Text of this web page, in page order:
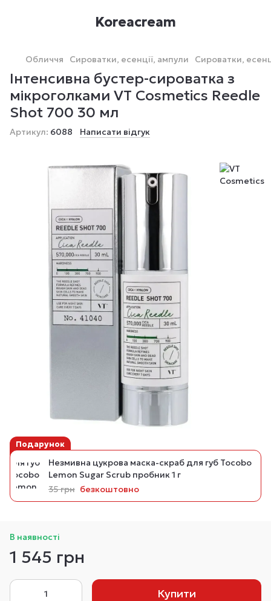
Koreacream
Обличчя Сироватки, есенції, ампули Сироватки,
Інтенсивна бустер-сироватка з
мікроголками VT Cosmetics Reedle
Shot 700 30 мл
Артикул: 6088 Написати відгук
Подарунок
Незмивна цукрова маска-скраб для губ Tocobo
Lemon Sugar Scrub пробник 1 г
35 грн безкоштовно
В наявності
1 545 грн
Купити